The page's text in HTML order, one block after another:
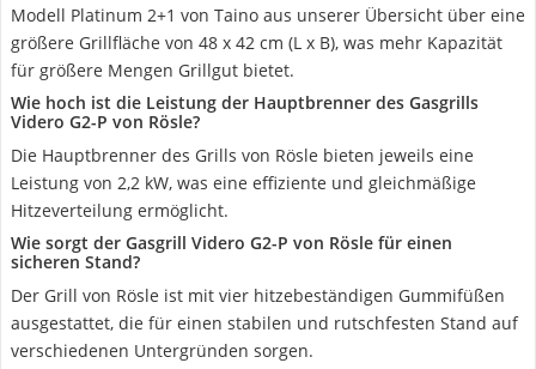
Modell Platinum 2+1 von Taino aus unserer Übersicht über eine
größere Grillfläche von 48 x 42 cm (L x B), was mehr Kapazität
für größere Mengen Grillgut bietet.
Wie hoch ist die Leistung der Hauptbrenner des Gasgrills
Videro G2-P von Rösle?
Die Hauptbrenner des Grills von Rösle bieten jeweils eine
Leistung von 2,2 kW, was eine effiziente und gleichmäßige
Hitzeverteilung ermöglicht.
Wie sorgt der Gasgrill Videro G2-P von Rösle für einen
sicheren Stand?
Der Grill von Rösle ist mit vier hitzebeständigen Gummifüßen
ausgestattet, die für einen stabilen und rutschfesten Stand auf
verschiedenen Untergründen sorgen.